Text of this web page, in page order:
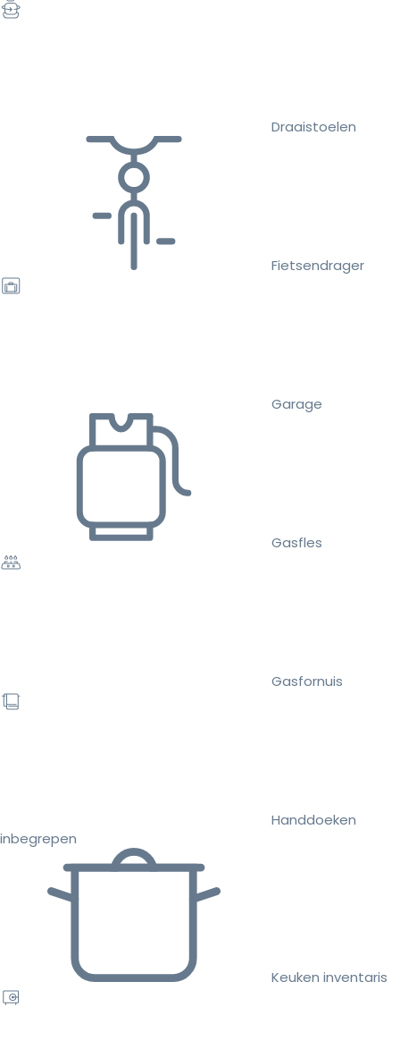
Draaistoelen
Fietsendrager
Garage
Gasfles
Gasfornuis
Handdoeken
inbegrepen
Keuken inventaris